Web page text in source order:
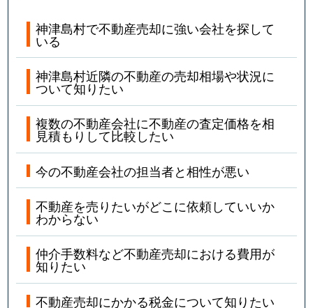
神津島村で不動産売却に強い会社を探して
いる
神津島村近隣の不動産の売却相場や状況に
ついて知りたい
複数の不動産会社に不動産の査定価格を相
見積もりして比較したい
今の不動産会社の担当者と相性が悪い
不動産を売りたいがどこに依頼していいか
わからない
仲介手数料など不動産売却における費用が
知りたい
不動産売却にかかる税金について知りたい